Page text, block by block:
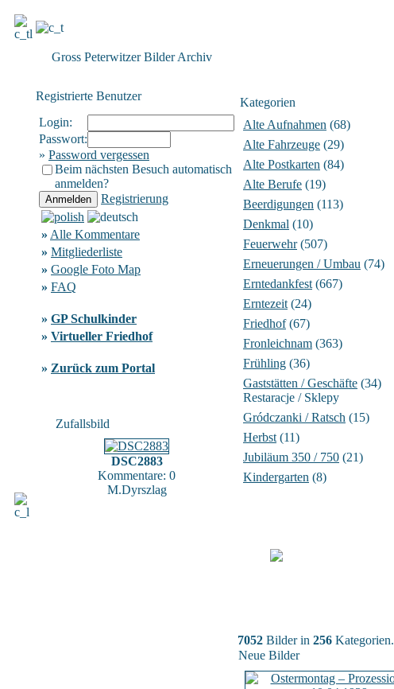
Gross Peterwitzer Bilder Archiv
Registrierte Benutzer
Login:
Passwort:
» Password vergessen
Beim nächsten Besuch automatisch
anmelden?
Registrierung
» Alle Kommentare
» Mitgliederliste
» Google Foto Map
» FAQ
» GP Schulkinder
» Virtueller Friedhof
» Zurück zum Portal
Zufallsbild
DSC2883
Kommentare: 0
M.Dyrszlag
Kategorien
Alte Aufnahmen (68)
Alte Fahrzeuge (29)
Alte Postkarten (84)
Alte Berufe (19)
Beerdigungen (113)
Denkmal (10)
Feuerwehr(507)
Erneuerungen / Umbau (74)
Erntedankfest (667)
Erntezeit (24)
Friedhof(67)
Fronleichnam (363)
Frühling (36)
Gaststätten / Geschäfte (34)
Restaracje / Sklepy
Gródczanki / Ratsch (15)
Herbst (11)
Jubiläum 350 / 750 (21)
Kindergarten (8)
7052 Bilder in 256 Kategorien.
Neue Bilder